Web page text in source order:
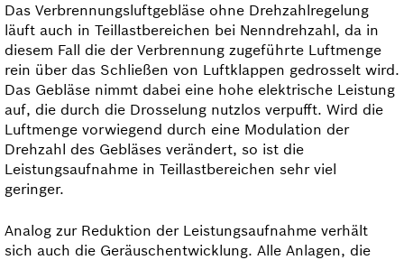
Das Verbrennungs­luftgebläse ohne Drehzahlregelung
läuft auch in Teillastbereichen bei Nenndrehzahl, da in
diesem Fall die der Verbrennung zugeführte Luftmenge
rein über das Schließen von Luftklappen gedrosselt wird.
Das Gebläse nimmt dabei eine hohe elektrische Leistung
auf, die durch die Drosselung nutzlos verpufft. Wird die
Luftmenge vorwiegend durch eine Modulation der
Drehzahl des Gebläses verändert, so ist die
Leistungsaufnahme in Teillastbereichen sehr viel
geringer.
Analog zur Reduktion der Leistungsaufnahme verhält
sich auch die Geräuschentwicklung. Alle Anlagen, die